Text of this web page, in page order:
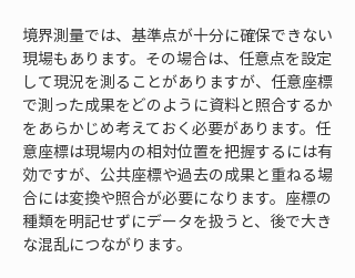
境界測量では、基準点が十分に確保できない
現場もあります。その場合は、任意点を設定
して現況を測ることがありますが、任意座標
で測った成果をどのように資料と照合するか
をあらかじめ考えておく必要があります。任
意座標は現場内の相対位置を把握するには有
効ですが、公共座標や過去の成果と重ねる場
合には変換や照合が必要になります。座標の
種類を明記せずにデータを扱うと、後で大き
な混乱につながります。